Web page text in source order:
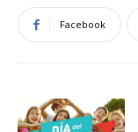
Facebook